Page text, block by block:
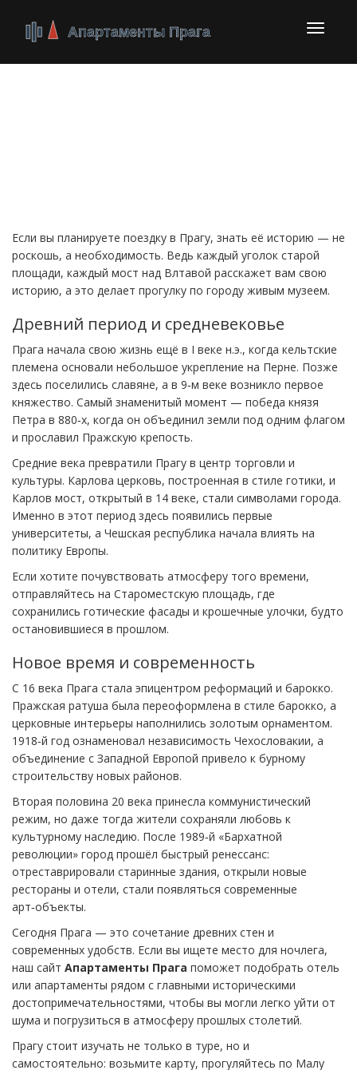
Если вы планируете поездку в Прагу, знать её историю — не
роскошь, а необходимость. Ведь каждый уголок старой
площади, каждый мост над Влтавой расскажет вам свою
историю, а это делает прогулку по городу живым музеем.
Древний период и средневековье
Прага начала свою жизнь ещё в I веке н.э., когда кельтские
племена основали небольшое укрепление на Перне. Позже
здесь поселились славяне, а в 9‑м веке возникло первое
княжество. Самый знаменитый момент — победа князя
Петра в 880‑х, когда он объединил земли под одним флагом
и прославил Пражскую крепость.
Средние века превратили Прагу в центр торговли и
культуры. Карлова церковь, построенная в стиле готики, и
Карлов мост, открытый в 14 веке, стали символами города.
Именно в этот период здесь появились первые
университеты, а Чешская республика начала влиять на
политику Европы.
Если хотите почувствовать атмосферу того времени,
отправляйтесь на Староместскую площадь, где
сохранились готические фасады и крошечные улочки, будто
остановившиеся в прошлом.
Новое время и современность
С 16 века Прага стала эпицентром реформаций и барокко.
Пражская ратуша была переоформлена в стиле барокко, а
церковные интерьеры наполнились золотым орнаментом.
1918‑й год ознаменовал независимость Чехословакии, а
объединение с Западной Европой привело к бурному
строительству новых районов.
Вторая половина 20 века принесла коммунистический
режим, но даже тогда жители сохраняли любовь к
культурному наследию. После 1989‑й «Бархатной
революции» город прошёл быстрый ренессанс:
отреставрировали старинные здания, открыли новые
рестораны и отели, стали появляться современные
арт‑объекты.
Сегодня Прага — это сочетание древних стен и
современных удобств. Если вы ищете место для ночлега,
наш сайт Апартаменты Прага поможет подобрать отель
или апартаменты рядом с главными историческими
достопримечательностями, чтобы вы могли легко уйти от
шума и погрузиться в атмосферу прошлых столетий.
Прагу стоит изучать не только в туре, но и
самостоятельно: возьмите карту, прогуляйтесь по Малу